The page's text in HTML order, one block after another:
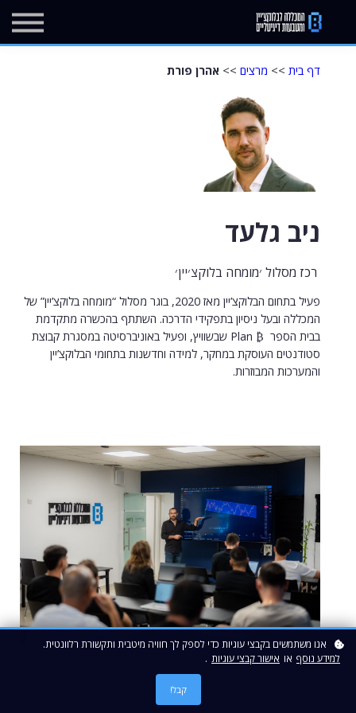
דף בית >> מרצים >> אהרן פורת
ניב גלעד
רכז מסלול ׳מומחה בלוקצ׳יין׳
פעיל בתחום הבלוקצ’יין מאז 2020, בוגר מסלול “מומחה בלוקצ’יין” של
המכללה ובעל ניסיון בתפקידי הדרכה. השתתף בהכשרה מתקדמת
בבית הספר ₿ Plan שבשוויץ, ופעיל באוניברסיטה במסגרת קבוצת
סטודנטים העוסקת במחקר, למידה וחדשנות בתחומי הבלוקצ’יין
והמערכות המבוזרות.
אנו משתמשים בקבצי עוגיות כדי לספק לך חוויה מיטבית ותקשורת רלוונטית.
למידע נוסף או אישור קבצי עוגיות .
קבל!